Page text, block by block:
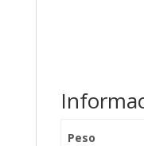
Peso